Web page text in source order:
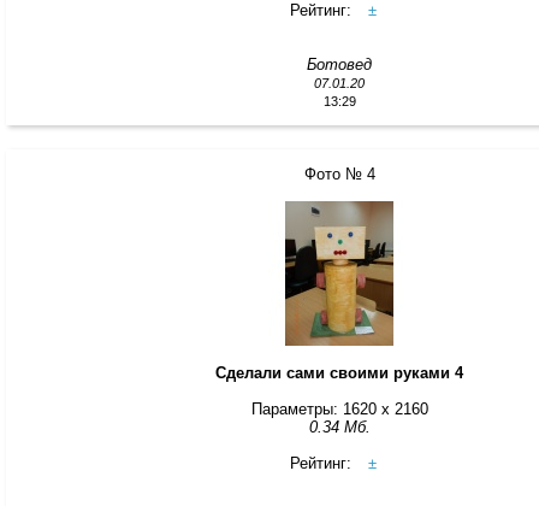
Рейтинг:
±
Ботовед
07.01.20
13:29
Фото № 4
Сделали сами своими руками 4
Параметры: 1620 x 2160
0.34 Мб.
Рейтинг:
±